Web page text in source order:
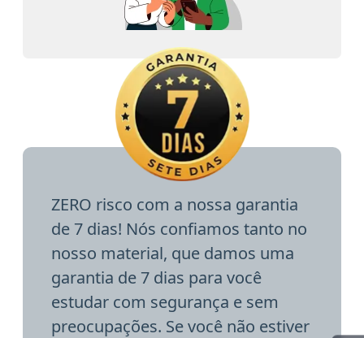
ZERO risco com a nossa garantia
de 7 dias! Nós confiamos tanto no
nosso material, que damos uma
garantia de 7 dias para você
estudar com segurança e sem
preocupações. Se você não estiver